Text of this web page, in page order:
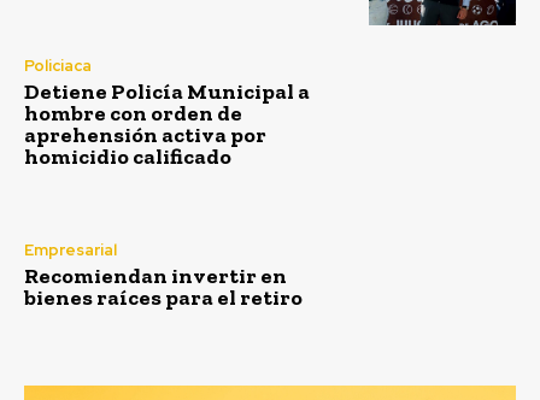
Policiaca
Detiene Policía Municipal a
hombre con orden de
aprehensión activa por
homicidio calificado
Empresarial
Recomiendan invertir en
bienes raíces para el retiro